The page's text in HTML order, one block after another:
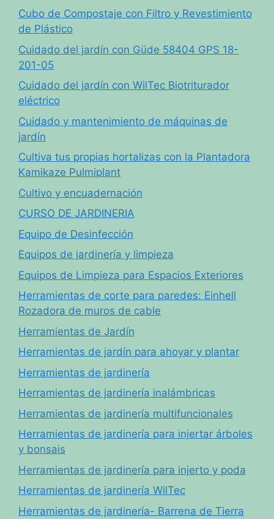
Cubo de Compostaje con Filtro y Revestimiento
de Plástico
Cuidado del jardín con Güde 58404 GPS 18-
201-05
Cuidado del jardín con WilTec Biotriturador
eléctrico
Cuidado y mantenimiento de máquinas de
jardín
Cultiva tus propias hortalizas con la Plantadora
Kamikaze Pulmiplant
Cultivo y encuadernación
CURSO DE JARDINERIA
Equipo de Desinfección
Equipos de jardinería y limpieza
Equipos de Limpieza para Espacios Exteriores
Herramientas de corte para paredes: Einhell
Rozadora de muros de cable
Herramientas de Jardín
Herramientas de jardín para ahoyar y plantar
Herramientas de jardinería
Herramientas de jardinería inalámbricas
Herramientas de jardinería multifuncionales
Herramientas de jardinería para injertar árboles
y bonsais
Herramientas de jardinería para injerto y poda
Herramientas de jardinería WilTec
Herramientas de jardinería- Barrena de Tierra